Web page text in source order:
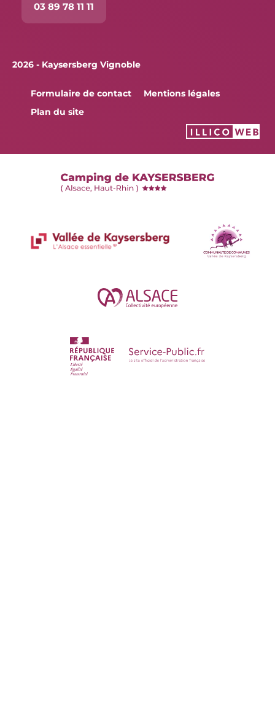
03 89 78 11 11
2026 - Kaysersberg Vignoble
Formulaire de contact
Mentions légales
Plan du site